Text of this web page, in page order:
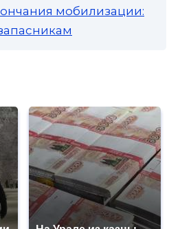
мобилизации: